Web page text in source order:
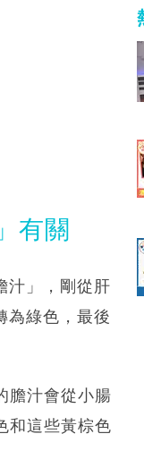
有關
汁」，剛從肝
為綠色，最後
膽汁會從小腸
和這些黃棕色